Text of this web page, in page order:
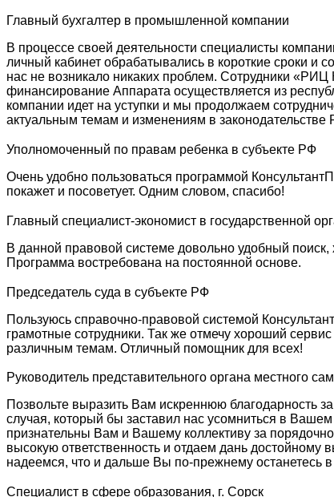
Главный бухгалтер в промышленной компании
В процессе своей деятельности специалисты
личный кабинет обрабатывались в короткие сроки и
нас не возникало никаких проблем. Сотрудники
финансирование Аппарата осуществляется из
компании идет на уступки и мы продолжаем
актуальным темам и изменениям в
Уполномоченный по правам ребенка в субъекте РФ
Очень удобно пользоваться программой
покажет и посоветует. Одним словом, спасибо!
Главный специалист-экономист в государственной
В данной правовой системе довольно удобный поиск,
Программа востребована на постоянной основе.
Председатель суда в субъекте РФ
Пользуюсь справочно-правовой системой
грамотные сотрудники. Так же отмечу хороший
различным темам. Отличный помощник для всех!
Руководитель представительного органа местного
Позвольте выразить Вам искреннюю благодарность
случая, который бы заставил нас усомниться в
признательны Вам и Вашему коллективу за
высокую ответственность и отдаем дань
надеемся, что и дальше Вы по-прежнему останетесь
Специалист в сфере образования, г. Сорск